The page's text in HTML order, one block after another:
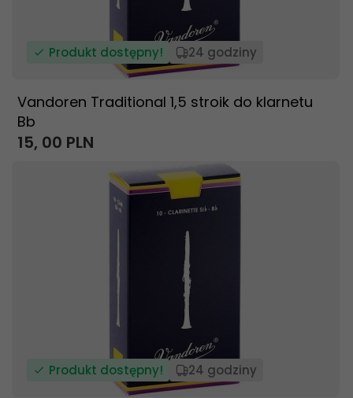
Produkt dostępny! 24 godziny
Vandoren Traditional 1,5 stroik do klarnetu
Bb
15, 00 PLN
Produkt dostępny! 24 godziny